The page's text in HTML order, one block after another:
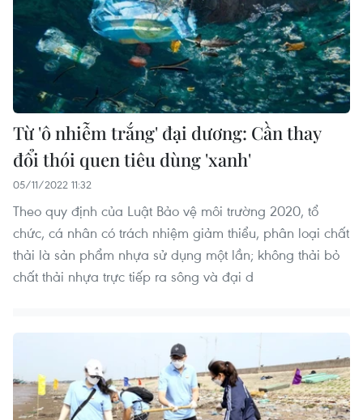
Từ 'ô nhiễm trắng' đại dương: Cần thay
đổi thói quen tiêu dùng 'xanh'
05/11/2022 11:32
Theo quy định của Luật Bảo vệ môi trường 2020, tổ
chức, cá nhân có trách nhiệm giảm thiểu, phân loại chất
thải là sản phẩm nhựa sử dụng một lần; không thải bỏ
chất thải nhựa trực tiếp ra sông và đại d
vietnamplus.vn
ASEAN Cup 2026 ngày 8/8: Xác định đối thủ
của đội tuyển Việt Nam ở bán kết